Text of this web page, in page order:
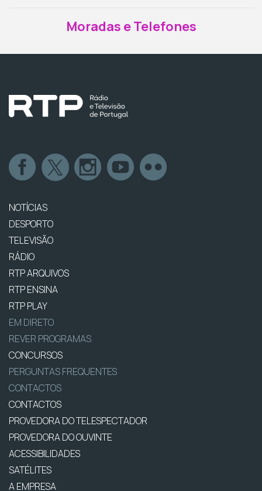
Moradas e Telefones
NOTÍCIAS
DESPORTO
TELEVISÃO
RÁDIO
RTP ARQUIVOS
RTP ENSINA
RTP PLAY
EM DIRETO
REVER PROGRAMAS
CONCURSOS
PERGUNTAS FREQUENTES
CONTACTOS
CONTACTOS
PROVEDORA DO TELESPECTADOR
PROVEDORA DO OUVINTE
ACESSIBILIDADES
SATÉLITES
A EMPRESA